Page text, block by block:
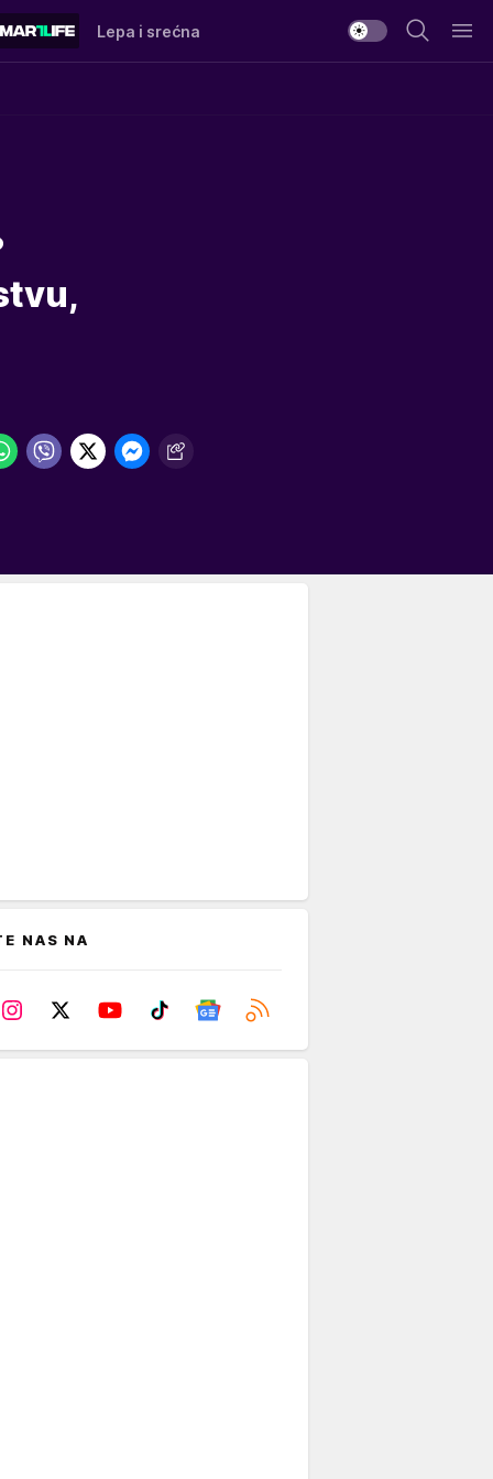
Lepa i srećna
NAS NA